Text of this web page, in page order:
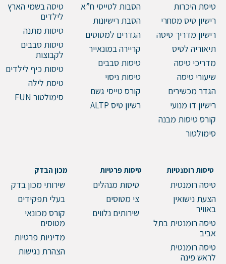
טיסת היכרות
רישיון טיס מסחרי
רישיון מדריך טיסה
תיאוריה לטיס
מדריכי טיסה
שיעורי טיסה
הגדר מכשירים
רישיון דו מנועי
קורס טיסות מבנה
סימולטור
הסבות לטייסי ח”א
הסבת רישיונות
הגדרים למטוסים
קריירה במונאייר
טיסות סבבים
טיסות ניסוי
קורס טייסי גשם
רשיון טיס ALTP
טיסה בשמי הארץ
לילדים
טיסות מתנה
טיסות סבבים
לקבוצות
טיסות כיף לילדים
טיסת לילה
סימולטור FUN
טיסות רומנטיות
טיסה רומנטית
הצעת נישואין
באוויר
טיסה רומנטית בתל
אביב
טיסה רומנטית
לראש פינה
טיסות פרטיות
טיסות מנהלים
צי מטוסים
שירותים נלווים
מכון הבדק
שירותי מכון בדק
בעלי תפקידים
קורס מכונאי
מטוסים
מדיניות פרטיות
הצהרת נגישות